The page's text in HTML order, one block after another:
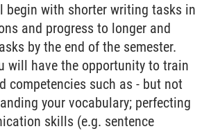
begin with shorter writing tasks in
and progress to longer and
by the end of the semester.
will have the opportunity to train
competencies such as - but not
your vocabulary; perfecting
skills (e.g. sentence